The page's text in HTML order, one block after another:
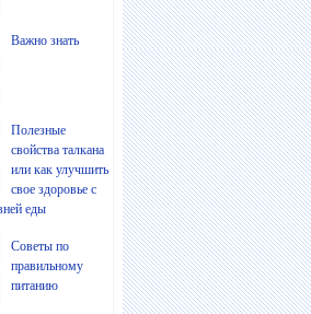
Важно знать
Полезные
свойства талкана
или как улучшить
свое здоровье с
еды
Советы по
правильному
питанию